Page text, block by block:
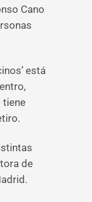
Cano
está
tiene
de